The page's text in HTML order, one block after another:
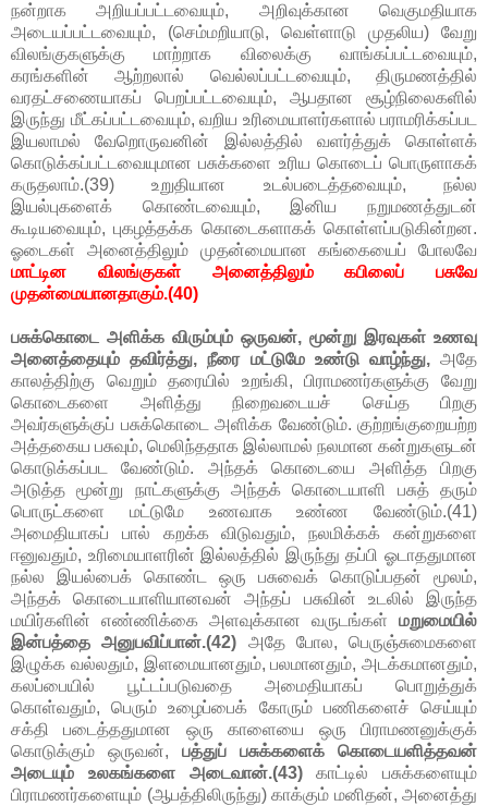
நன்றாக அறியப்பட்டவையும், அறிவுக்கான வெகுமதியாக
அடையப்பட்டவையும், (செம்மறியாடு, வெள்ளாடு முதலிய) வேறு
விலங்குகளுக்கு மாற்றாக விலைக்கு வாங்கப்பட்டவையும்,
கரங்களின் ஆற்றலால் வெல்லப்பட்டவையும், திருமணத்தில்
வரதட்சணையாகப் பெறப்பட்டவையும், ஆபதான சூழ்நிலைகளில்
இருந்து மீட்கப்பட்டவையும், வறிய உரிமையாளர்களால் பராமரிக்கப்பட
இயலாமல் வேறொருவனின் இல்லத்தில் வளர்த்துக் கொள்ளக்
கொடுக்கப்பட்டவையுமான பசுக்களை உரிய கொடைப் பொருளாகக்
கருதலாம்.(39) உறுதியான உடல்படைத்தவையும், நல்ல
இயல்புகளைக் கொண்டவையும், இனிய நறுமணத்துடன்
கூடியவையும், புகழத்தக்க கொடைகளாகக் கொள்ளப்படுகின்றன.
ஓடைகள் அனைத்திலும் முதன்மையான கங்கையைப் போலவே
மாட்டின விலங்குகள் அனைத்திலும் கபிலைப் பசுவே
முதன்மையானதாகும்.(40)
பசுக்கொடை அளிக்க விரும்பும் ஒருவன், மூன்று இரவுகள் உணவு
அனைத்தையும் தவிர்த்து, நீரை மட்டுமே உண்டு வாழ்ந்து,அதே
காலத்திற்கு வெறும் தரையில் உறங்கி, பிராமணர்களுக்கு வேறு
கொடைகளை அளித்து நிறைவடையச் செய்த பிறகு
அவர்களுக்குப் பசுக்கொடை அளிக்க வேண்டும். குற்றங்குறையற்ற
அத்தகைய பசுவும், மெலிந்ததாக இல்லாமல் நலமான கன்றுகளுடன்
கொடுக்கப்பட வேண்டும். அந்தக் கொடையை அளித்த பிறகு
அடுத்த மூன்று நாட்களுக்கு அந்தக் கொடையாளி பசுத் தரும்
பொருட்களை மட்டுமே உணவாக உண்ண வேண்டும்.(41)
அமைதியாகப் பால் கறக்க விடுவதும், நலமிக்கக் கன்றுகளை
ஈனுவதும், உரிமையாளரின் இல்லத்தில் இருந்து தப்பி ஓடாததுமான
நல்ல இயல்பைக் கொண்ட ஒரு பசுவைக் கொடுப்பதன் மூலம்,
அந்தக் கொடையாளியானவன் அந்தப் பசுவின் உடலில் இருந்த
மயிர்களின் எண்ணிக்கை அளவுக்கான வருடங்கள் மறுமையில்
இன்பத்தை அனுபவிப்பான்.(42) அதே போல, பெருஞ்சுமைகளை
இழுக்க வல்லதும், இளமையானதும், பலமானதும், அடக்கமானதும்,
கலப்பையில் பூட்டப்படுவதை அமைதியாகப் பொறுத்துக்
கொள்வதும், பெரும் உழைப்பைக் கோரும் பணிகளைச் செய்யும்
சக்தி படைத்ததுமான ஒரு காளையை ஒரு பிராமணனுக்குக்
கொடுக்கும் ஒருவன், பத்துப் பசுக்களைக் கொடையளித்தவன்
அடையும் உலகங்களை அடைவான்.(43)காட்டில் பசுக்களையும்
பிராமணர்களையும் (ஆபத்திலிருந்து) காக்கும் மனிதன், அனைத்து